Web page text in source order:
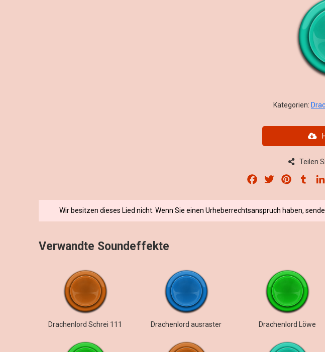
Kategorien:
Teilen
Facebook
Twitter Pinterest
Wir besitzen dieses Lied nicht. Wenn Sie einen Urheberrechtsanspruch haben,
Verwandte Soundeffekte
Drachenlord Schrei 111 Drachenlord ausraster Drachenlord Löwe